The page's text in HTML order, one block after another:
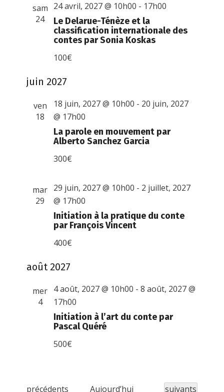
sam
24
Le Delarue-Ténèze et la
classification internationale des
contes par Sonia Koskas
24 avril, 2027 @ 10h00 - 17h00
100€
juin 2027
ven
18
La parole en mouvement par
Alberto Sanchez Garcia
18 juin, 2027 @ 10h00 - 20 juin, 2027
@ 17h00
300€
mar
29
Initiation à la pratique du conte
par François Vincent
29 juin, 2027 @ 10h00 - 2 juillet, 2027
@ 17h00
400€
août 2027
mer
4
Initiation à l’art du conte par
Pascal Quéré
4 août, 2027 @ 10h00 -8 août, 2027 @
17h00
500€
É
précédents Aujourd’hui Évènements
suivants